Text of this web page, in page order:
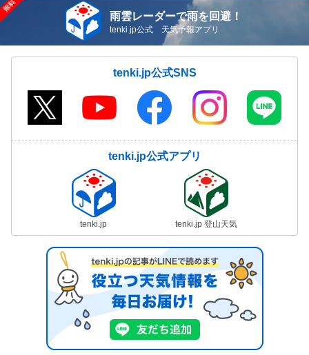
雨雲レーダーで雨を回避！
tenki.jp公式 天気予報アプリ
tenki.jp公式SNS
tenki.jp公式アプリ
tenki.jp tenki.jp 登山天気